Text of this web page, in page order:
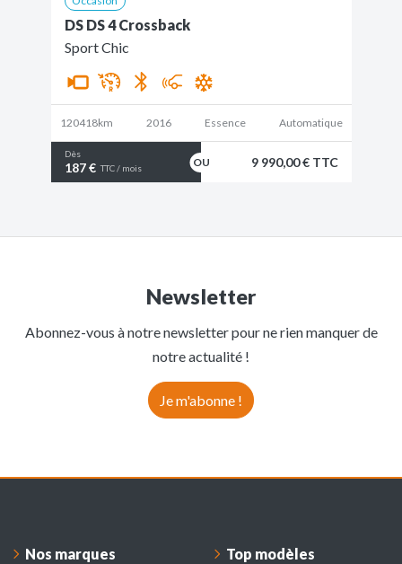
DS DS 4 Crossback
Sport Chic
120418km 2016 Essence Automatique
Dès
187 € TTC / mois 9 990,00 € TTC
Newsletter
Abonnez-vous à notre newsletter pour ne rien manquer de
notre actualité !
Je m'abonne !
Nos marques Top modèles